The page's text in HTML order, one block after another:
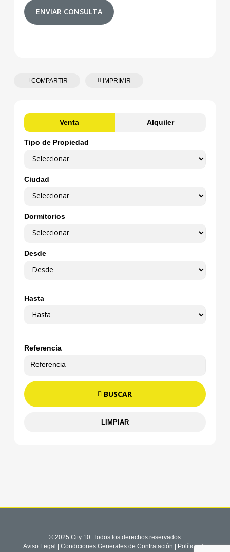
ENVIAR CONSULTA
COMPARTIR IMPRIMIR
Venta Alquiler
Tipo de Propiedad
Ciudad
Dormitorios
Desde
Hasta
Referencia
BUSCAR
LIMPIAR
© 2025 City 10. Todos los derechos reservados
Aviso Legal
Condiciones Generales de Contratación Política de